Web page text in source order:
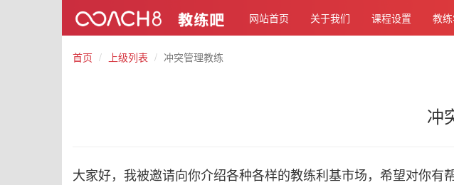
网站首页 关于我们 课程设置 教
首页 上级列表 冲突管理教练
冲
大家好，我被邀请向你介绍各种各样的教练利基市场，希望对你有帮